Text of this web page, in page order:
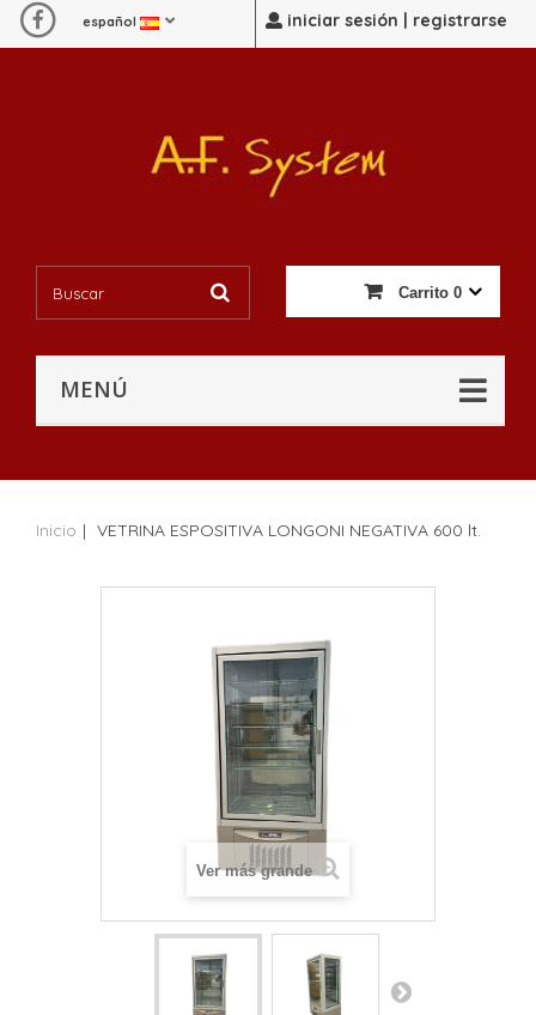
iniciar sesión | registrarse
español
Carrito 0
MENÚ
Inicio | VETRINA ESPOSITIVA LONGONI NEGATIVA 600 lt.
Ver más grande